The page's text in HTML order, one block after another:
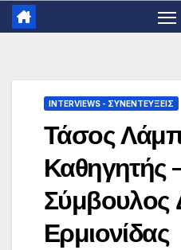
INTERVIEWS - ΣΥΝΕΝΤΕΎΞΕΙΣ
Τάσος
Καθηγητής
Σύμβουλος
Ερμιονίδας